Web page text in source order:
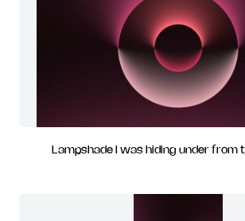
Lampshade I was hiding under from